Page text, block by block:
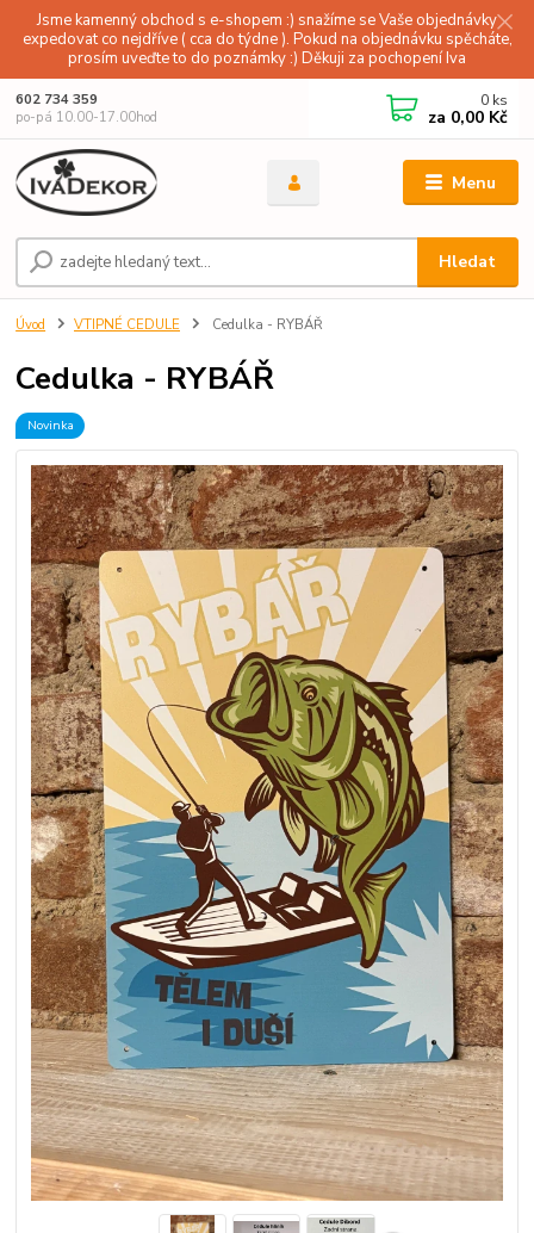
Jsme kamenný obchod s e-shopem :) snažíme se Vaše objednávky
expedovat co nejdříve ( cca do týdne ). Pokud na objednávku spěcháte,
prosím uveďte to do poznámky :) Děkuji za pochopení Iva
Menu
Hledat
602 734 359
po-pá 10.00-17.00hod
0 ks
za 0,00 Kč
Úvod VTIPNÉ CEDULE Cedulka - RYBÁŘ
Cedulka - RYBÁŘ
Novinka